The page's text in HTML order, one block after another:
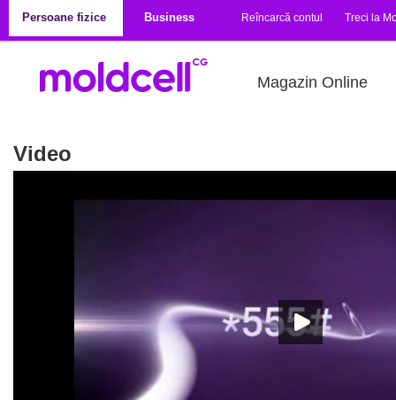
Persoane fizice
Business Reîncarcă contul Treci la
Magazin Online
Video